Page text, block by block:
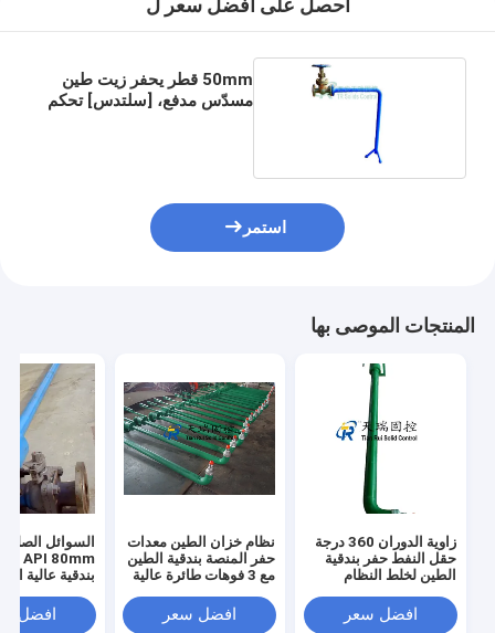
احصل على افضل سعر ل
50mm قطر يحفر زيت طين
مسدّس مدفع، [سلتدس] تحكم
استمر
المنتجات الموصى بها
زاوية الدوران 360 درجة
حقل النفط حفر بندقية
الطين لخلط النظام
افضل سعر
نظام خزان الطين معدات
حفر المنصة بندقية الطين
مع 3 فوهات طائرة عالية
افضل سعر
السوائل الصلبة
بندقية عالية
افضل